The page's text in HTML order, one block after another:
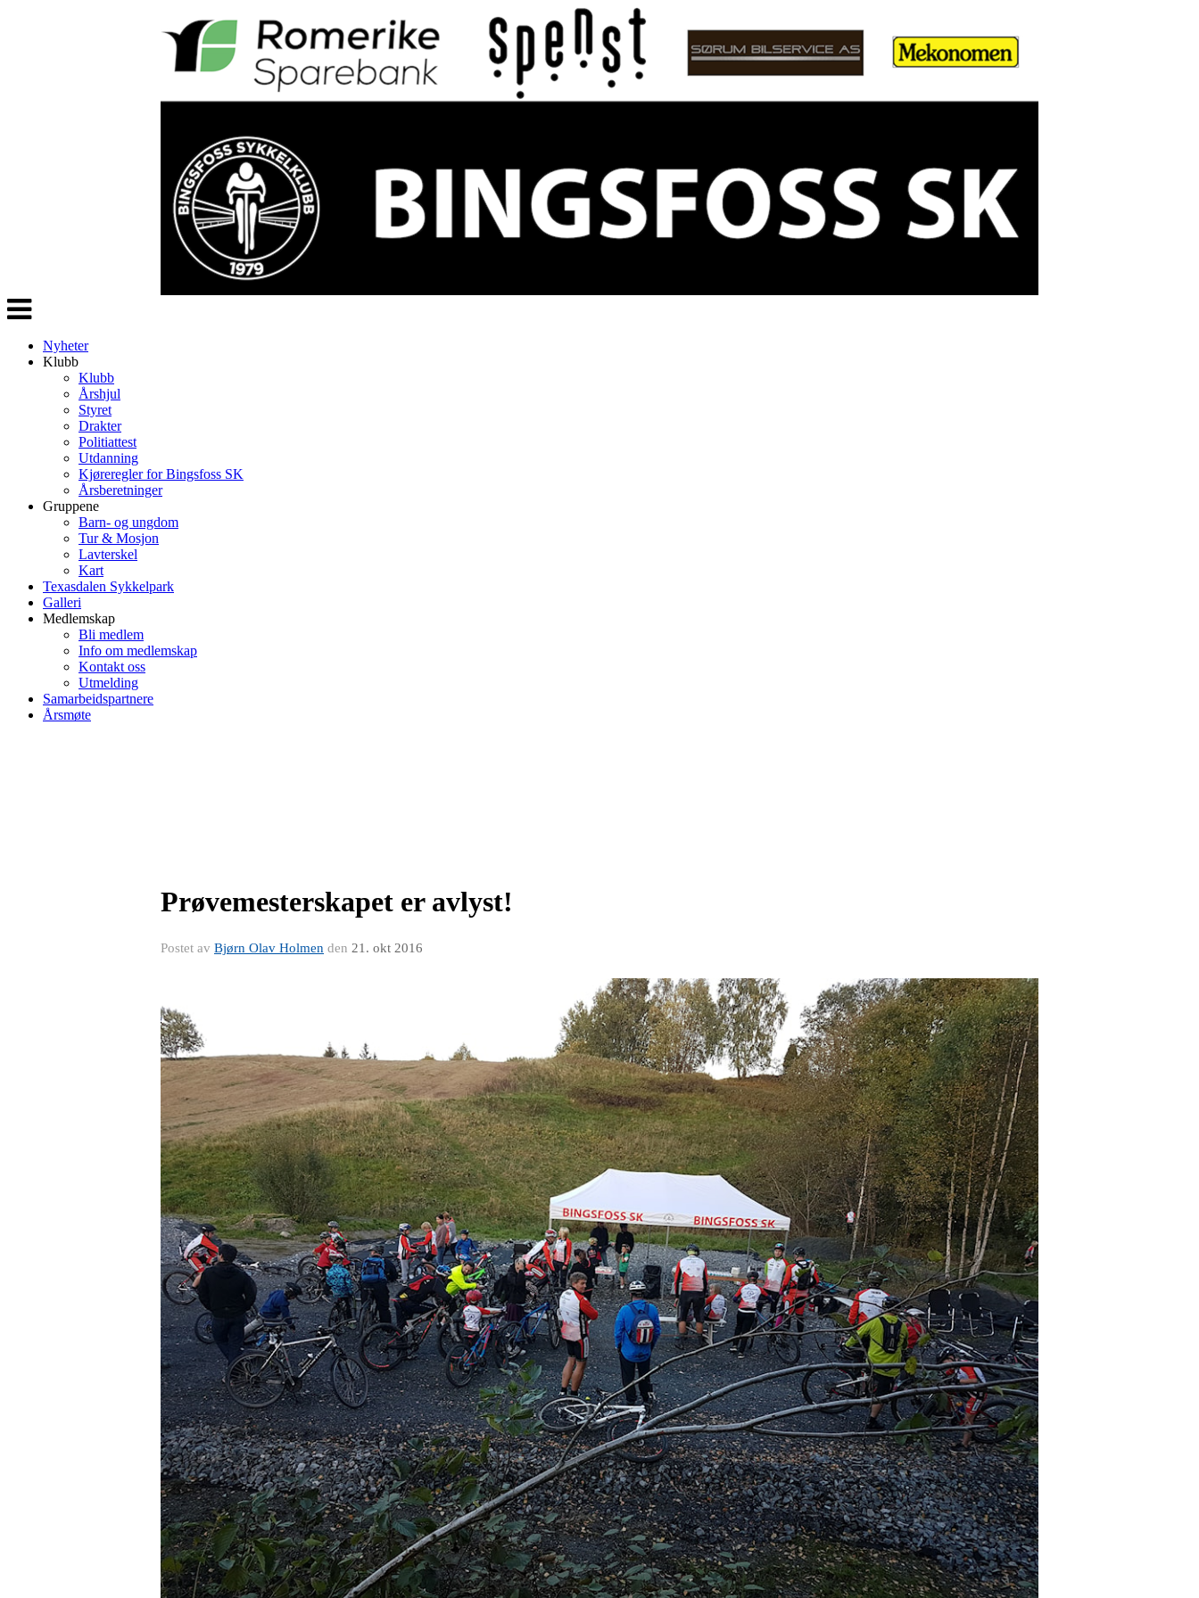
Veksle
navigasjon
Nyheter
Klubb
Klubb
Årshjul
Styret
Drakter
Politiattest
Utdanning
Kjøreregler for Bingsfoss SK
Årsberetninger
Gruppene
Barn- og ungdom
Tur & Mosjon
Lavterskel
Kart
Texasdalen Sykkelpark
Galleri
Medlemskap
Bli medlem
Info om medlemskap
Kontakt oss
Utmelding
Samarbeidspartnere
Årsmøte
Prøvemesterskapet er avlyst!
Postet av Bjørn Olav Holmen den 21. okt 2016